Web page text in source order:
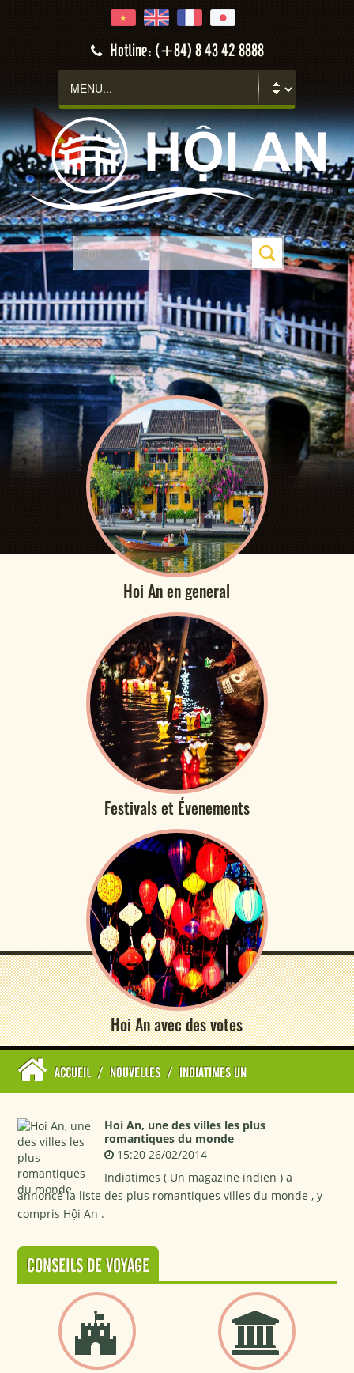
Hotline: (+84) 8 43 42 8888
Hoi An en general
Festivals et Évenements
Hoi An avec des votes
ACCUEIL / NOUVELLES / INDIATIMES UN
Hoi An, une des villes les plus
romantiques du monde
15:20 26/02/2014
Indiatimes ( Un magazine indien ) a
annoncé la liste des plus romantiques villes du monde , y
compris Hội An .
CONSEILS DE VOYAGE